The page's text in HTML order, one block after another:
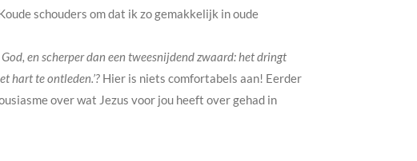
schouders om dat ik zo gemakkelijk in oude
en scherper dan een tweesnijdend zwaard: het dringt
hart te ontleden.’? Hier is niets comfortabels aan! Eerder
over wat Jezus voor jou heeft over gehad in